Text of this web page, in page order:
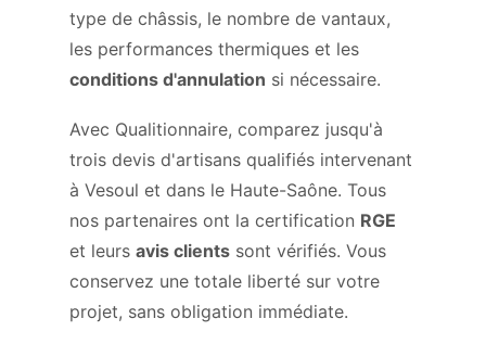
type de châssis, le nombre de vantaux,
les performances thermiques et les
conditions d'annulation si nécessaire.
Avec Qualitionnaire, comparez jusqu'à
trois devis d'artisans qualifiés intervenant
à Vesoul et dans le Haute-Saône. Tous
nos partenaires ont la certification RGE
et leurs avis clients sont vérifiés. Vous
conservez une totale liberté sur votre
projet, sans obligation immédiate.